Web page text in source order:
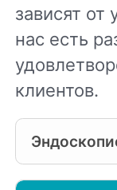
зависят от
нас есть
клиентов.